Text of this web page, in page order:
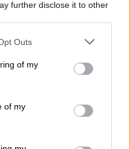
further disclose it to other
uses one or more Google
You may click to
its third-party tags to
purposes in below Google
Outs
of my
of my
διορθώσει τα λάθη
ηρεμία και
τις γειτονικές
νέο
υπουργικό